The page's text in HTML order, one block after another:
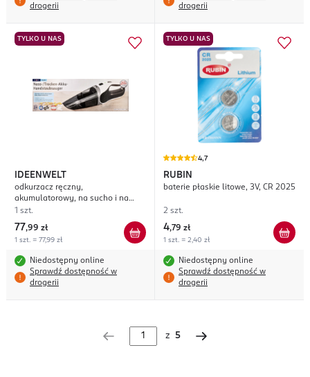
drogerii
drogerii
TYLKO U NAS
IDEENWELT
odkurzacz ręczny,
akumulatorowy, na sucho i na
mokro, 40W, Biały
1 szt.
77,99 zł
1 szt. = 77,99 zł
Niedostępny online
Sprawdź dostępność w
drogerii
TYLKO U NAS
4,7
RUBIN
baterie płaskie litowe, 3V, CR 2025
2 szt.
4,79 zł
1 szt. = 2,40 zł
Niedostępny online
Sprawdź dostępność w
drogerii
z 5